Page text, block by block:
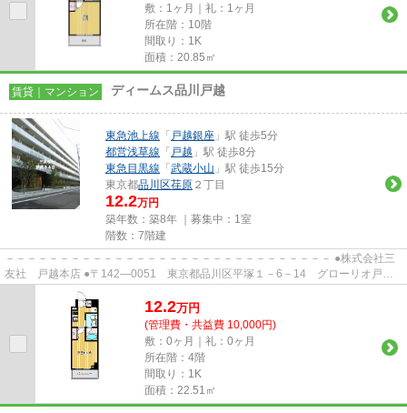
敷：1ヶ月｜礼：1ヶ月
所在階：10階
間取り：1K
面積：20.85㎡
賃貸｜マンション ディームス品川戸越
東急池上線 「 戸越銀座 」駅 徒歩5分
都営浅草線 「 戸越 」駅 徒歩8分
東急目黒線 「 武蔵小山 」駅 徒歩15分
東京都品川区荏原 ２丁目
12.2万円
築年数：築8年 ｜募集中： 1室
階数：7階建
－－－－－－－－－－－－－－－－－－－－－－－－－－－－－－ ●株式会社三
友社 戸越本店 ●〒142―0051 東京都品川区平塚１－6－14 グローリオ戸越
銀座1階 ●TEL：03-3783-1218 ...
12.2万円
(管理費・共益費 10,000円)
敷：0ヶ月｜礼：0ヶ月
所在階：4階
間取り：1K
面積：22.51㎡